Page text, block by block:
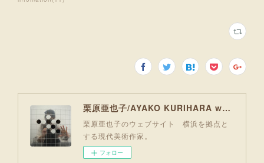
栗原亜也子/AYAKO KURIHARA website
栗原亜也子のウェブサイト 横浜を拠点と
する現代美術作家。
フォロー